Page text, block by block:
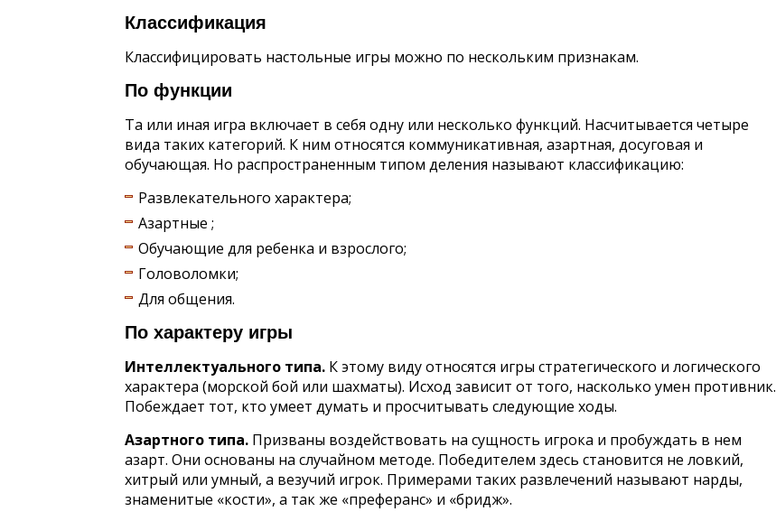
Классификация
Классифицировать настольные игры можно по нескольким признакам.
По функции
Та или иная игра включает в себя одну или несколько функций. Насчитывается четыре
вида таких категорий. К ним относятся коммуникативная, азартная, досуговая и
обучающая. Но распространенным типом деления называют классификацию:
Развлекательного характера;
Азартные ;
Обучающие для ребенка и взрослого;
Головоломки;
Для общения.
По характеру игры
Интеллектуального типа. К этому виду относятся игры стратегического и логического
характера (морской бой или шахматы). Исход зависит от того, насколько умен противник.
Побеждает тот, кто умеет думать и просчитывать следующие ходы.
Азартного типа. Призваны воздействовать на сущность игрока и пробуждать в нем
азарт. Они основаны на случайном методе. Победителем здесь становится не ловкий,
хитрый или умный, а везучий игрок. Примерами таких развлечений называют нарды,
знаменитые «кости», а так же «преферанс» и «бридж».